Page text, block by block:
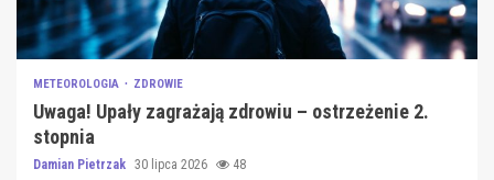
METEOROLOGIA ZDROWIE
Uwaga! Upały zagrażają zdrowiu – ostrzeżenie 2.
stopnia
Damian Pietrzak 30 lipca 2026 48